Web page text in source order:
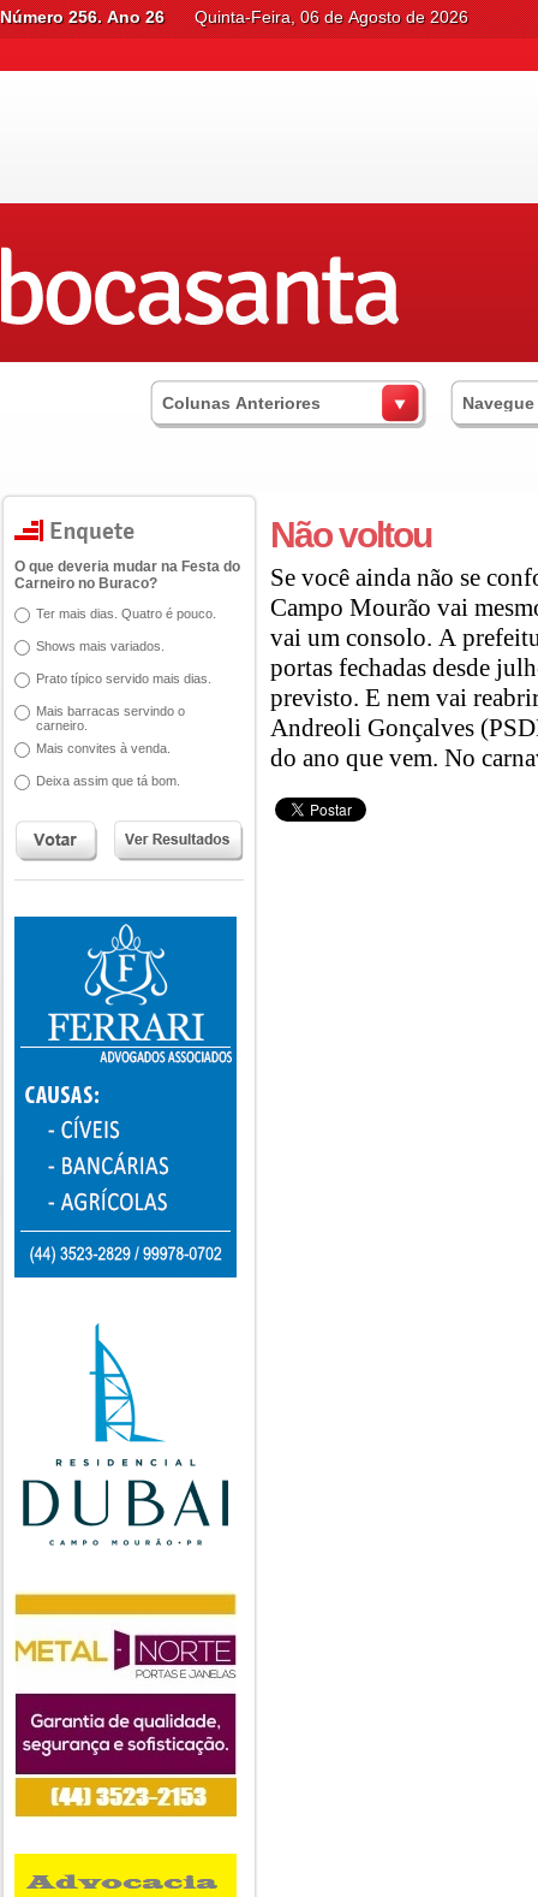
Número 256. Ano 26 Quinta-Feira, 06 de Agosto de 2026
Colunas Anteriores
O que deveria mudar na Festa do
Carneiro no Buraco?
Ter mais dias. Quatro é pouco.
Shows mais variados.
Prato típico servido mais dias.
Mais barracas servindo o
carneiro.
Mais convites à venda.
Deixa assim que tá bom.
Não voltou
Se você ainda não se
Campo Mourão vai
vai um consolo. A
portas fechadas desde
previsto. E nem vai
Andreoli Gonçalves
do ano que vem. No